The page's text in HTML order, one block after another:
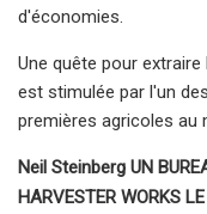
d'économies.
Une quête pour
est stimulée par l'un
premières agricoles au
Neil Steinberg UN
HARVESTER WORKS